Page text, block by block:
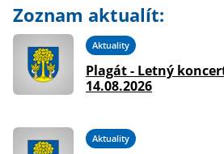
Zoznam aktualít:
Aktuality
Plagát - Letný
14.08.2026
Aktuality